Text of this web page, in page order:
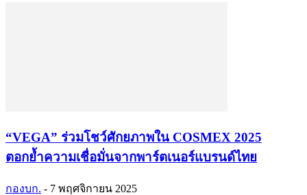
“VEGA” ร่วมโชว์ศักยภาพใน COSMEX 2025
ตอกย้ำความเชื่อมั่นจากพาร์ตเนอร์แบรนด์ไทย
กองบก. - 7 พฤศจิกายน 2025